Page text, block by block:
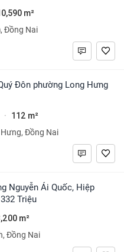
m²
Đồng Nai
· 112 m²
Đồng Nai
332 Triệu
m²
Đồng Nai